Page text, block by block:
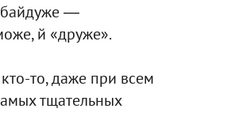
байдуже ―
й «друже».
то, даже при всем
тщательных